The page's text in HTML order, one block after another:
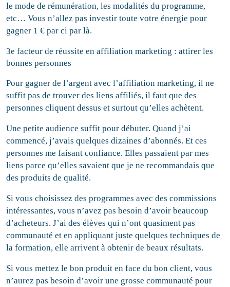
le mode de rémunération, les modalités du programme,
etc… Vous n’allez pas investir toute votre énergie pour
gagner 1 € par ci par là.
3e facteur de réussite en affiliation marketing : attirer les
bonnes personnes
Pour gagner de l’argent avec l’affiliation marketing, il ne
suffit pas de trouver des liens affiliés, il faut que des
personnes cliquent dessus et surtout qu’elles achètent.
Une petite audience suffit pour débuter. Quand j’ai
commencé, j’avais quelques dizaines d’abonnés. Et ces
personnes me faisant confiance. Elles passaient par mes
liens parce qu’elles savaient que je ne recommandais que
des produits de qualité.
Si vous choisissez des programmes avec des commissions
intéressantes, vous n’avez pas besoin d’avoir beaucoup
d’acheteurs. J’ai des élèves qui n’ont quasiment pas
communauté et en appliquant juste quelques techniques de
la formation, elle arrivent à obtenir de beaux résultats.
Si vous mettez le bon produit en face du bon client, vous
n’aurez pas besoin d’avoir une grosse communauté pour